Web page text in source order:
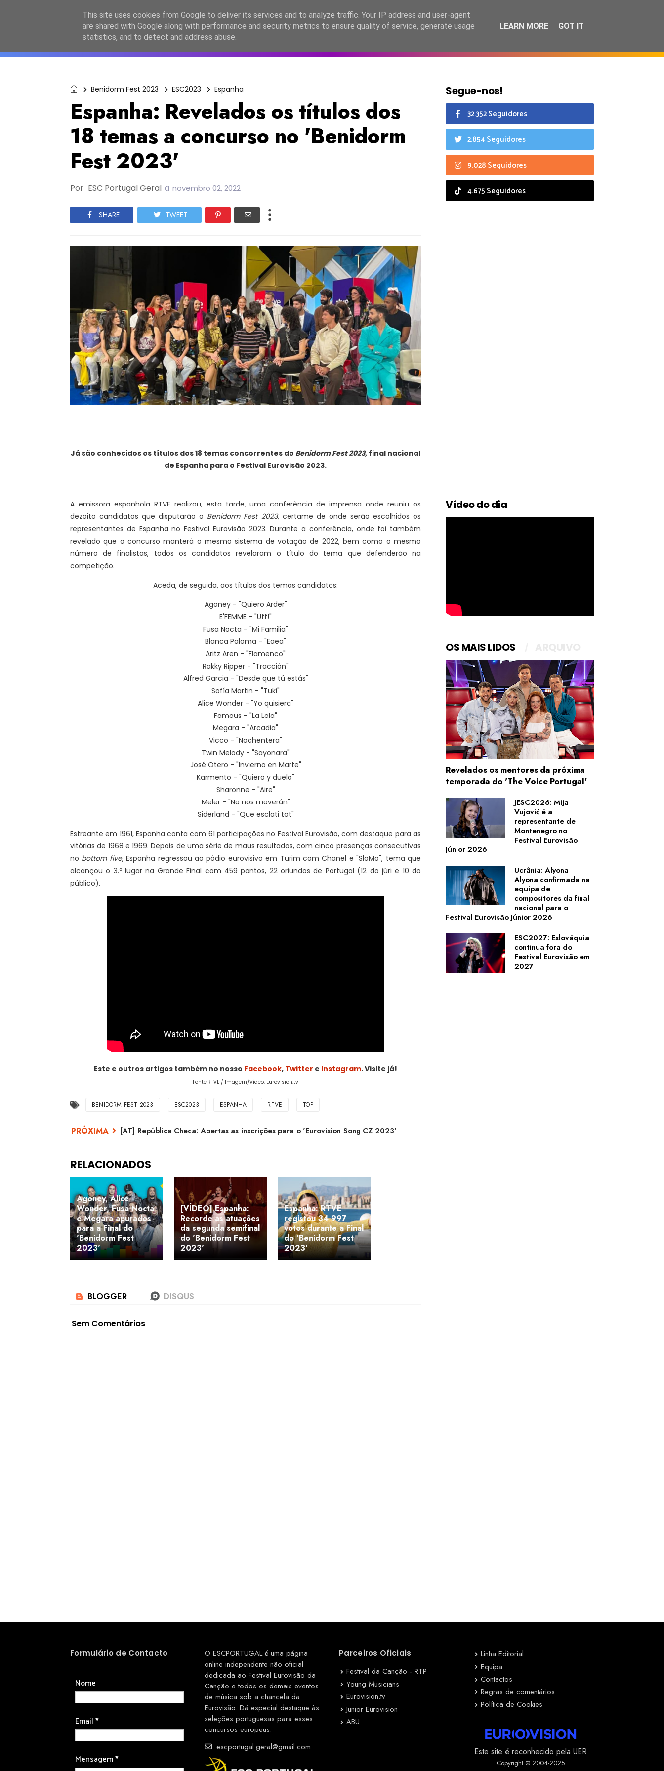
ESC2027 JESC2026 FC2026 EASC2026 PORTUGAL LANÇAMENTOS ESPECIAIS CALENDÁRIO
Benidorm Fest 2023 ESC2023 Espanha
Espanha: Revelados os títulos dos
18 temas a concurso no 'Benidorm
Fest 2023'
Por ESC Portugal Geral a novembro 02, 2022
SHARE TWEET
Já são conhecidos os títulos dos 18 temas concorrentes do Benidorm Fest 2023, final nacional
de Espanha para o Festival Eurovisão 2023.
A emissora espanhola RTVE realizou, esta tarde, uma conferência de imprensa onde reuniu os
dezoito candidatos que disputarão o Benidorm Fest 2023, certame de onde serão escolhidos os
representantes de Espanha no Festival Eurovisão 2023. Durante a conferência, onde foi também
revelado que o concurso manterá o mesmo sistema de votação de 2022, bem como o mesmo
número de finalistas, todos os candidatos revelaram o título do tema que defenderão na
competição.
Aceda, de seguida, aos títulos dos temas candidatos:
Agoney - "Quiero Arder"
E'FEMME - "Uff!"
Fusa Nocta - "Mi Familia"
Blanca Paloma - "Eaea"
Aritz Aren - "Flamenco"
Rakky Ripper - "Tracción"
Alfred Garcia - "Desde que tú estás"
Sofía Martin - "Tuki"
Alice Wonder - "Yo quisiera"
Famous - "La Lola"
Megara - "Arcadia"
Vicco - "Nochentera"
Twin Melody - "Sayonara"
José Otero - "Invierno en Marte"
Karmento - "Quiero y duelo"
Sharonne - "Aire"
Meler - "No nos moverán"
Siderland - "Que esclati tot"
Estreante em 1961, Espanha conta com 61 participações no Festival Eurovisão, com destaque para as
vitórias de 1968 e 1969. Depois de uma série de maus resultados, com cinco presenças consecutivas
no bottom five, Espanha regressou ao pódio eurovisivo em Turim com Chanel e "SloMo", tema que
alcançou o 3.º lugar na Grande Final com 459 pontos, 22 oriundos de Portugal (12 do júri e 10 do
público).
Este e outros artigos também no nosso Facebook, Twitter e Instagram. Visite já!
Fonte:RTVE / Imagem/Vídeo: Eurovision.tv
BENIDORM FEST 2023 ESC2023 ESPANHA RTVE TOP
[AT] República Checa: Abertas as inscrições para o 'Eurovision Song CZ 2023'
Agoney, Alice
Wonder, Fusa Nocta
e Megara apurados
para a Final do
'Benidorm Fest
2023'
[VÍDEO] Espanha:
Recorde as atuações
da segunda semifinal
do 'Benidorm Fest
2023'
Espanha: RTVE
registou 34 997
votos durante a Final
do 'Benidorm Fest
2023'
Sem Comentários
Segue-nos!
32.352 Seguidores
2.854 Seguidores
9.028 Seguidores
4.675 Seguidores
Vídeo do dia
OS MAIS LIDOS
Revelados os mentores da próxima
temporada do 'The Voice Portugal'
JESC2026: Mija
Vujović é a
representante de
Montenegro no
Festival Eurovisão
Júnior 2026
Ucrânia: Alyona
Alyona confirmada na
equipa de
compositores da final
nacional para o
Festival Eurovisão Júnior 2026
ESC2027: Eslováquia
continua fora do
Festival Eurovisão em
2027
Formulário de Contacto
Nome
Email*
Mensagem*
O ESCPORTUGAL é uma página
online independente não oficial
dedicada ao Festival Eurovisão da
Canção e todos os demais eventos
de música sob a chancela da
Eurovisão. Dá especial destaque às
seleções portuguesas para esses
concursos europeus.
escportugal.geral@gmail.com
Parceiros Oficiais
Festival da Canção - RTP
Young Musicians
Eurovision.tv
Junior Eurovision
ABU
Linha Editorial
Equipa
Contactos
Regras de comentários
Política de Cookies
Este site é reconhecido pela UER
Copyright © 2004-2025
This site uses cookies from Google to deliver its services and to analyze traffic. Your IP address and user-agent
are shared with Google along with performance and security metrics to ensure quality of service, generate usage
statistics, and to detect and address abuse.
LEARN MORE GOT IT